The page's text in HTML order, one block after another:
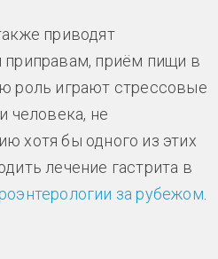
приводят
приправам, приём пищи в
роль играют стрессовые
человека, не
хотя бы одного из этих
лечение гастрита в
за рубежом